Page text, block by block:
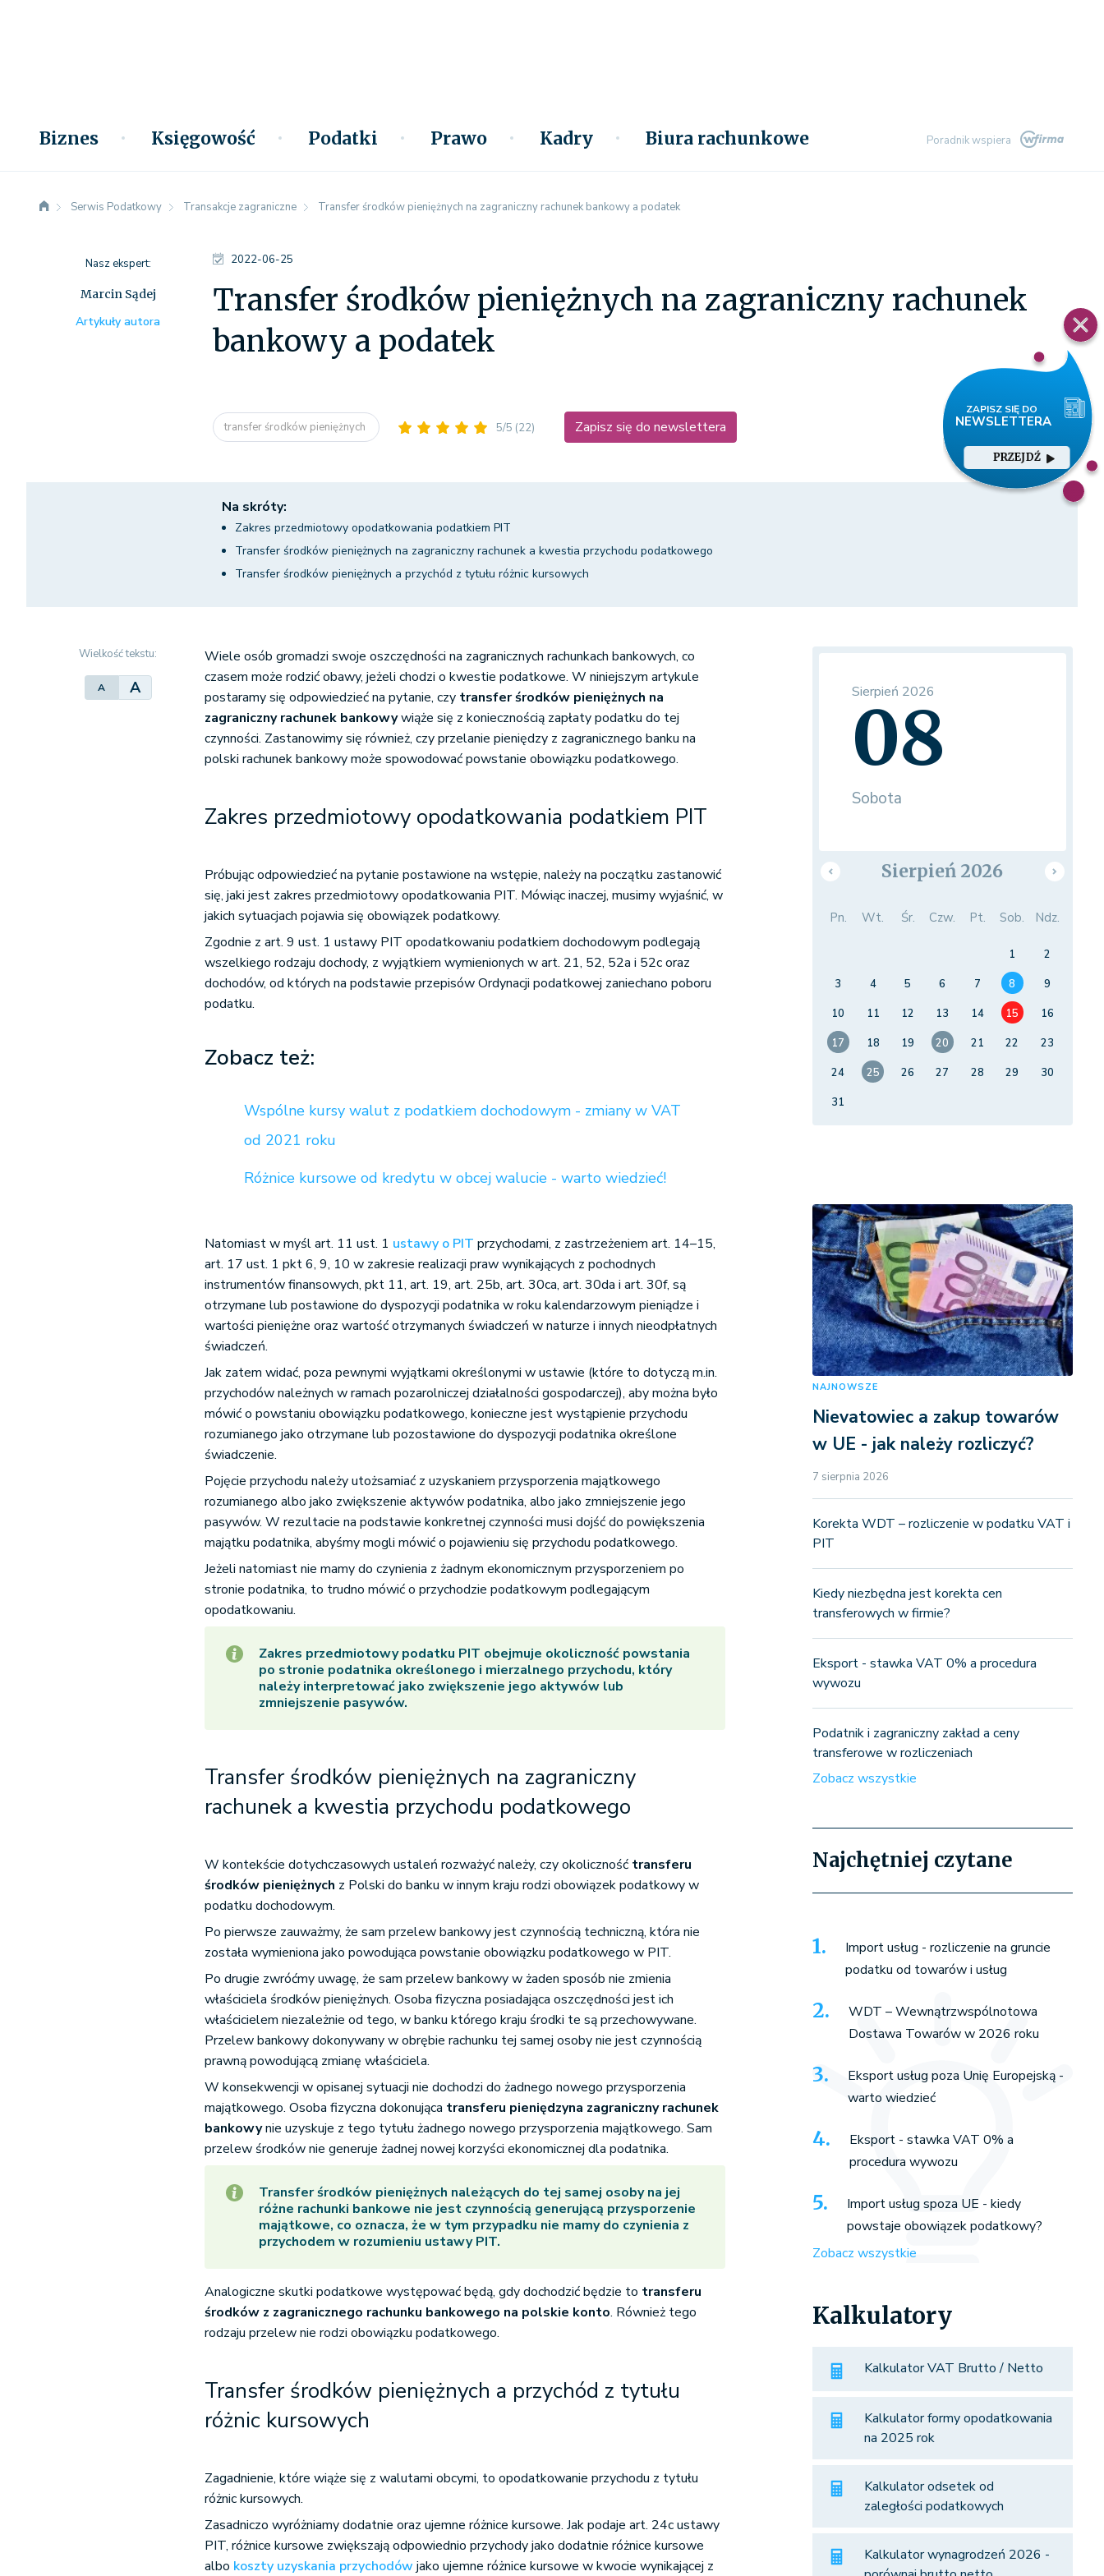
Biznes Księgowość Podatki Prawo Kadry Biura rachunkowe Poradnik wspiera
PRZEJDŹ
Serwis Podatkowy Transakcje zagraniczne Transfer środków pieniężnych na zagraniczny rachunek bankowy a podatek
2022-06-25
Transfer środków pieniężnych na zagraniczny rachunek
bankowy a podatek
transfer środków pieniężnych 5/5 (22) Zapisz się do newslettera
Nasz ekspert:
Marcin Sądej
Artykuły autora
Na skróty:
Zakres przedmiotowy opodatkowania podatkiem PIT
Transfer środków pieniężnych na zagraniczny rachunek a kwestia przychodu podatkowego
Transfer środków pieniężnych a przychód z tytułu różnic kursowych
Wielkość tekstu:
A A
Wiele osób gromadzi swoje oszczędności na zagranicznych rachunkach bankowych, co
czasem może rodzić obawy, jeżeli chodzi o kwestie podatkowe. W niniejszym artykule
postaramy się odpowiedzieć na pytanie, czy transfer środków pieniężnych na
zagraniczny rachunek bankowywiąże się z koniecznością zapłaty podatku do tej
czynności. Zastanowimy się również, czy przelanie pieniędzy z zagranicznego banku na
polski rachunek bankowy może spowodować powstanie obowiązku podatkowego.
Zakres przedmiotowy opodatkowania podatkiem PIT
Próbując odpowiedzieć na pytanie postawione na wstępie, należy na początku zastanowić
się, jaki jest zakres przedmiotowy opodatkowania PIT. Mówiąc inaczej, musimy wyjaśnić, w
jakich sytuacjach pojawia się obowiązek podatkowy.
Zgodnie z art. 9 ust. 1 ustawy PIT opodatkowaniu podatkiem dochodowym podlegają
wszelkiego rodzaju dochody, z wyjątkiem wymienionych w art. 21, 52, 52a i 52c oraz
dochodów, od których na podstawie przepisów Ordynacji podatkowej zaniechano poboru
podatku.
Zobacz też:
Wspólne kursy walut z podatkiem dochodowym - zmiany w VAT
od 2021 roku
Różnice kursowe od kredytu w obcej walucie - warto wiedzieć!
Natomiast w myśl art. 11 ust. 1 ustawy o PIT przychodami, z zastrzeżeniem art. 14–15,
art. 17 ust. 1 pkt 6, 9, 10 w zakresie realizacji praw wynikających z pochodnych
instrumentów finansowych, pkt 11, art. 19, art. 25b, art. 30ca, art. 30da i art. 30f, są
otrzymane lub postawione do dyspozycji podatnika w roku kalendarzowym pieniądze i
wartości pieniężne oraz wartość otrzymanych świadczeń w naturze i innych nieodpłatnych
świadczeń.
Jak zatem widać, poza pewnymi wyjątkami określonymi w ustawie (które to dotyczą m.in.
przychodów należnych w ramach pozarolniczej działalności gospodarczej), aby można było
mówić o powstaniu obowiązku podatkowego, konieczne jest wystąpienie przychodu
rozumianego jako otrzymane lub pozostawione do dyspozycji podatnika określone
świadczenie.
Pojęcie przychodu należy utożsamiać z uzyskaniem przysporzenia majątkowego
rozumianego albo jako zwiększenie aktywów podatnika, albo jako zmniejszenie jego
pasywów. W rezultacie na podstawie konkretnej czynności musi dojść do powiększenia
majątku podatnika, abyśmy mogli mówić o pojawieniu się przychodu podatkowego.
Jeżeli natomiast nie mamy do czynienia z żadnym ekonomicznym przysporzeniem po
stronie podatnika, to trudno mówić o przychodzie podatkowym podlegającym
opodatkowaniu.
Zakres przedmiotowy podatku PIT obejmuje okoliczność powstania
po stronie podatnika określonego i mierzalnego przychodu, który
należy interpretować jako zwiększenie jego aktywów lub
zmniejszenie pasywów.
Transfer środków pieniężnych na zagraniczny
rachunek a kwestia przychodu podatkowego
W kontekście dotychczasowych ustaleń rozważyć należy, czy okoliczność transferu
środków pieniężnych z Polski do banku w innym kraju rodzi obowiązek podatkowy w
podatku dochodowym.
Po pierwsze zauważmy, że sam przelew bankowy jest czynnością techniczną, która nie
została wymieniona jako powodująca powstanie obowiązku podatkowego w PIT.
Po drugie zwróćmy uwagę, że sam przelew bankowy w żaden sposób nie zmienia
właściciela środków pieniężnych. Osoba fizyczna posiadająca oszczędności jest ich
właścicielem niezależnie od tego, w banku którego kraju środki te są przechowywane.
Przelew bankowy dokonywany w obrębie rachunku tej samej osoby nie jest czynnością
prawną powodującą zmianę właściciela.
W konsekwencji w opisanej sytuacji nie dochodzi do żadnego nowego przysporzenia
majątkowego. Osoba fizyczna dokonująca transferu pieniędzyna zagraniczny rachunek
bankowynie uzyskuje z tego tytułu żadnego nowego przysporzenia majątkowego. Sam
przelew środków nie generuje żadnej nowej korzyści ekonomicznej dla podatnika.
Transfer środków pieniężnych należących do tej samej osoby na jej
różne rachunki bankowe nie jest czynnością generującą przysporzenie
majątkowe, co oznacza, że w tym przypadku nie mamy do czynienia z
przychodem w rozumieniu ustawy PIT.
Analogiczne skutki podatkowe występować będą, gdy dochodzić będzie to transferu
środków z zagranicznego rachunku bankowego na polskie konto. Również tego
rodzaju przelew nie rodzi obowiązku podatkowego.
Transfer środków pieniężnych a przychód z tytułu
różnic kursowych
Zagadnienie, które wiąże się z walutami obcymi, to opodatkowanie przychodu z tytułu
różnic kursowych.
Zasadniczo wyróżniamy dodatnie oraz ujemne różnice kursowe. Jak podaje art. 24c ustawy
PIT, różnice kursowe zwiększają odpowiednio przychody jako dodatnie różnice kursowe
albo koszty uzyskania przychodów jako ujemne różnice kursowe w kwocie wynikającej z
Sierpień 2026
08
Sobota
Sierpień 2026
Pn. Wt. Śr. Czw. Pt. Sob. Ndz.
1
2
3
4 5 6 7 8
9
10
11 12 13 14 15
16
17
18 19 20 21 22
23
24
25 26 27 28 29
30
31
NAJNOWSZE
Nievatowiec a zakup towarów
w UE - jak należy rozliczyć?
7 sierpnia 2026
Korekta WDT – rozliczenie w podatku VAT i
PIT
Kiedy niezbędna jest korekta cen
transferowych w firmie?
Eksport - stawka VAT 0% a procedura
wywozu
Podatnik i zagraniczny zakład a ceny
transferowe w rozliczeniach
Zobacz wszystkie
Najchętniej czytane
Import usług - rozliczenie na gruncie
podatku od towarów i usług
WDT – Wewnątrzwspólnotowa
Dostawa Towarów w 2026 roku
Eksport usług poza Unię Europejską -
warto wiedzieć
Eksport - stawka VAT 0% a
procedura wywozu
Import usług spoza UE - kiedy
powstaje obowiązek podatkowy?
Zobacz wszystkie
Kalkulatory
Kalkulator VAT Brutto / Netto
Kalkulator formy opodatkowania
na 2025 rok
Kalkulator odsetek od
zaległości podatkowych
Kalkulator wynagrodzeń 2026 -